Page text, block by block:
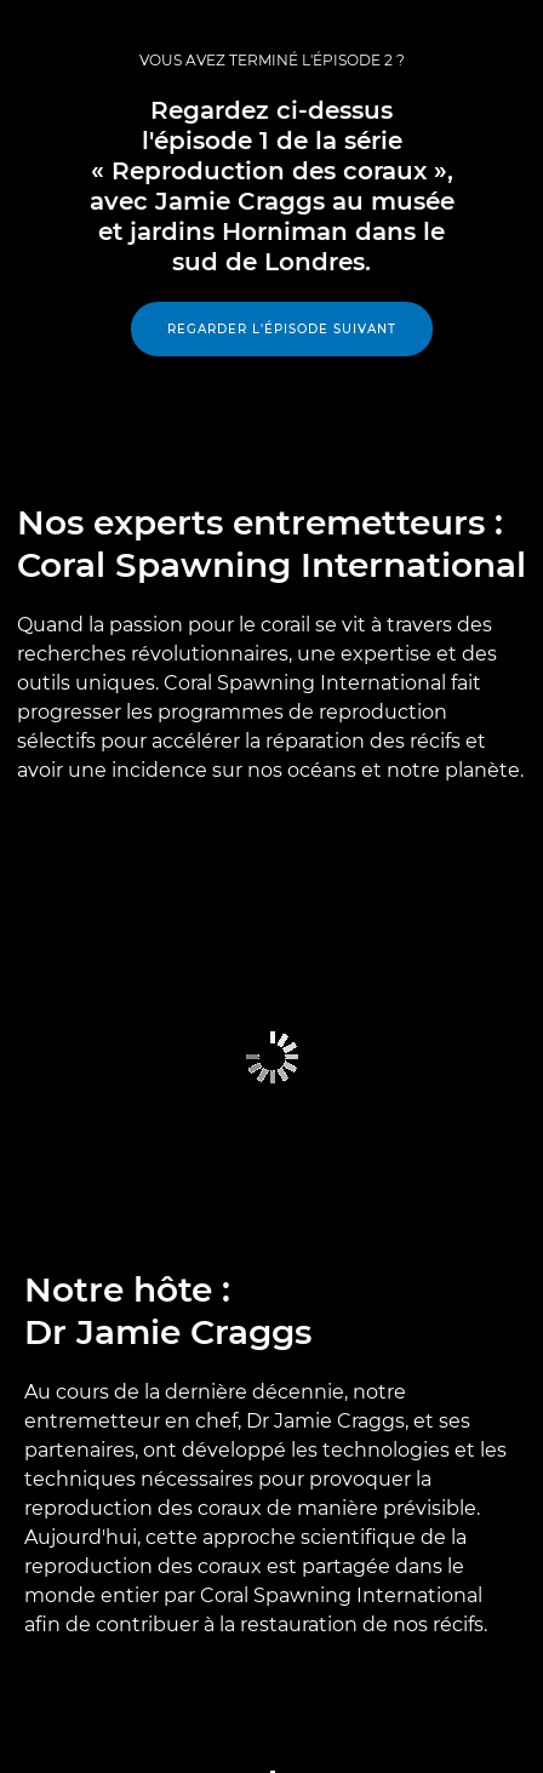
VOUS AVEZ TERMINÉ L'ÉPISODE 2 ?
Regardez ci-dessus
l'épisode 1 de la série
« Reproduction des coraux »,
avec Jamie Craggs au musée
et jardins Horniman dans le
sud de Londres.
REGARDER L'ÉPISODE SUIVANT
Nos experts entremetteurs :
Coral Spawning International
Quand la passion pour le corail se vit à travers des
recherches révolutionnaires, une expertise et des
outils uniques. Coral Spawning International fait
progresser les programmes de reproduction
sélectifs pour accélérer la réparation des récifs et
avoir une incidence sur nos océans et notre planète.
Notre hôte :
Dr Jamie Craggs
Au cours de la dernière décennie, notre
entremetteur en chef, Dr Jamie Craggs, et ses
partenaires, ont développé les technologies et les
techniques nécessaires pour provoquer la
reproduction des coraux de manière prévisible.
Aujourd'hui, cette approche scientifique de la
reproduction des coraux est partagée dans le
monde entier par Coral Spawning International
afin de contribuer à la restauration de nos récifs.